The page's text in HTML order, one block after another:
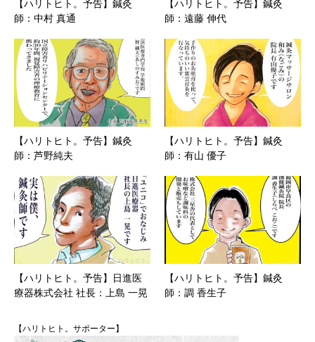
【ハリトヒト。予告】鍼灸
師：中村 真通
【ハリトヒト。予告】鍼灸
師：遠藤 伸代
【ハリトヒト。予告】鍼灸
師：芦野純夫
【ハリトヒト。予告】鍼灸
師：有山 優子
【ハリトヒト。予告】日進医
療器株式会社 社長：上島 一晃
【ハリトヒト。予告】鍼灸
師：調 香生子
【ハリトヒト。サポーター】